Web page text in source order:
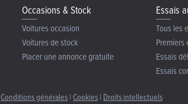
Occasions & Stock
Voitures occasion
Voitures de stock
Placer une annonce gratuite
Essais
Tous les
Premiers
Essais
Essais
Conditions générales | Cookies | Droits intellectuels